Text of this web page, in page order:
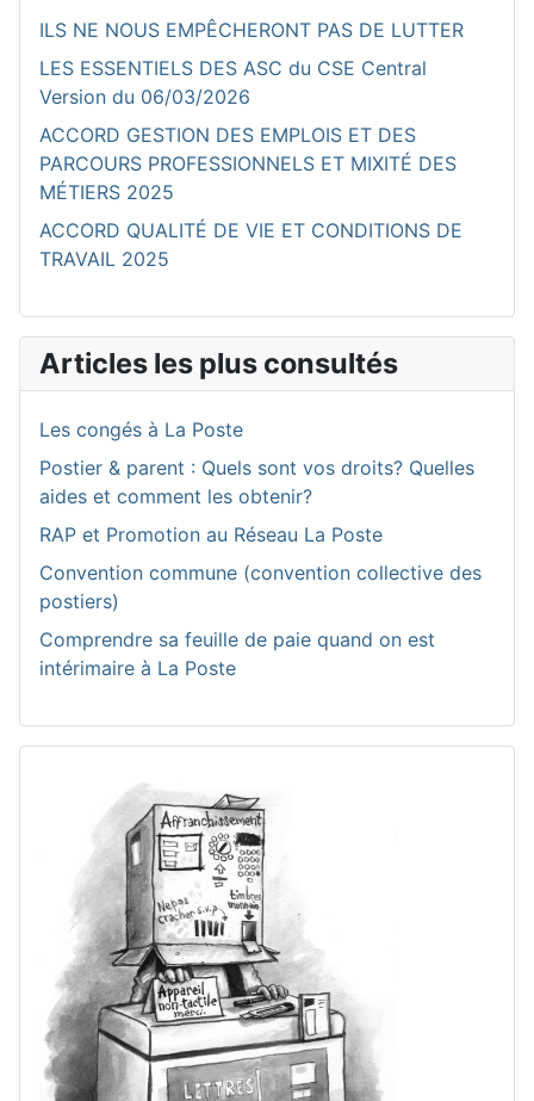
ILS NE NOUS EMPÊCHERONT PAS DE LUTTER
LES ESSENTIELS DES ASC du CSE Central
Version du 06/03/2026
ACCORD GESTION DES EMPLOIS ET DES
PARCOURS PROFESSIONNELS ET MIXITÉ DES
MÉTIERS 2025
ACCORD QUALITÉ DE VIE ET CONDITIONS DE
TRAVAIL 2025
Articles les plus consultés
Les congés à La Poste
Postier & parent : Quels sont vos droits? Quelles
aides et comment les obtenir?
RAP et Promotion au Réseau La Poste
Convention commune (convention collective des
postiers)
Comprendre sa feuille de paie quand on est
intérimaire à La Poste